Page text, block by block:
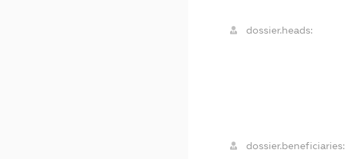
dossier.heads:
dossier.beneficiaries: